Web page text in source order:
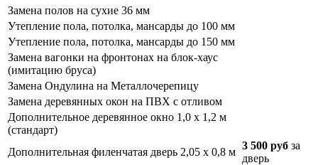
Замена полов на сухие 36 мм
Утепление пола, потолка, мансарды до 100 мм
Утепление пола, потолка, мансарды до 150 мм
Замена вагонки на фронтонах на блок-хаус
(имитацию бруса)
Замена Ондулина на Металлочерепицу
Замена деревянных окон на ПВХ с отливом
Дополнительное деревянное окно 1,0 х 1,2 м
(стандарт)
Дополнительная филенчатая дверь 2,05 х 0,8 м
3 500 руб за
дверь